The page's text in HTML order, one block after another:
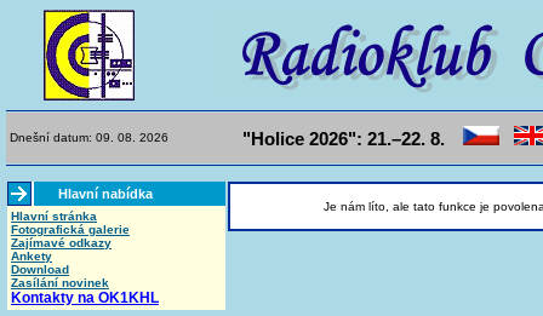
Dnešní datum: 09. 08. 2026 "Holice 2026": 21.–22. 8.
Hlavní nabídka
Hlavní stránka
Fotografická galerie
Zajímavé odkazy
Ankety
Download
Zasílání novinek
Kontakty na OK1KHL
Je nám líto, ale tato funkce je